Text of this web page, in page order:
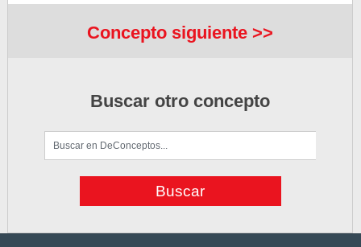
Concepto siguiente >>
Buscar otro concepto